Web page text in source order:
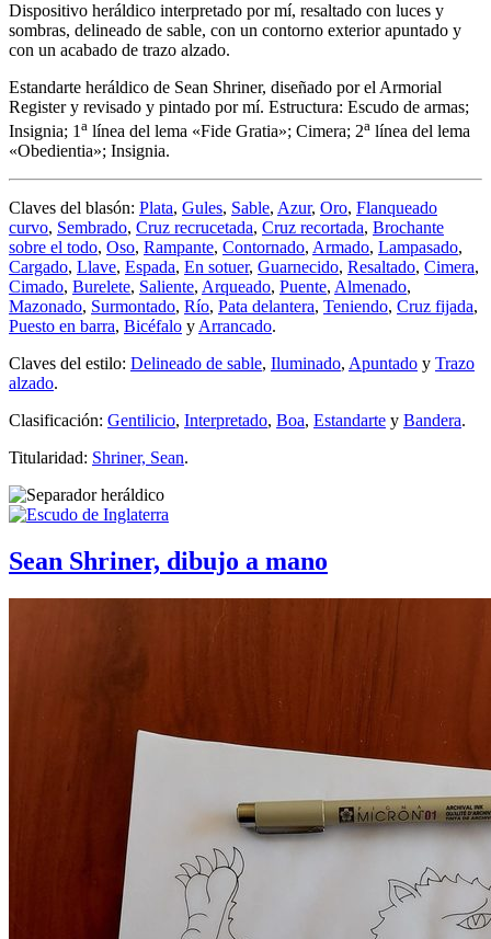
Dispositivo heráldico interpretado por mí, resaltado con luces y
sombras, delineado de sable, con un contorno exterior apuntado y
con un acabado de trazo alzado.
Estandarte heráldico de Sean Shriner, diseñado por el Armorial
Register y revisado y pintado por mí. Estructura: Escudo de armas;
Insignia; 1a línea del lema «Fide Gratia»; Cimera; 2a línea del lema
«Obedientia»; Insignia.
Claves del blasón: Plata, Gules, Sable, Azur, Oro, Flanqueado
curvo, Sembrado, Cruz recrucetada, Cruz recortada, Brochante
sobre el todo, Oso, Rampante, Contornado, Armado, Lampasado,
Cargado, Llave, Espada, En sotuer, Guarnecido, Resaltado, Cimera,
Cimado, Burelete, Saliente, Arqueado, Puente, Almenado,
Mazonado, Surmontado, Río, Pata delantera, Teniendo, Cruz fijada,
Puesto en barra, Bicéfalo yArrancado.
Claves del estilo: Delineado de sable, Iluminado, Apuntado y Trazo
alzado.
Clasificación: Gentilicio, Interpretado, Boa, Estandarte y Bandera.
Titularidad: Shriner, Sean.
Sean Shriner, dibujo a mano